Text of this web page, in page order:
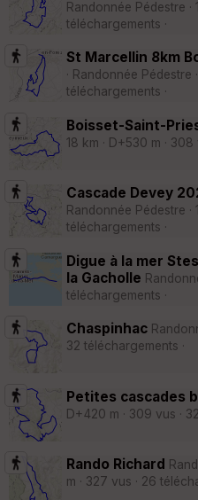
Randonnée Pédestre ·
téléchargements ·
St Marcellin 8km
· Randonnée Pédestre
téléchargements ·
Boisset-Saint-
18 km · D+530 m ·
Cascade Devey
Randonnée Pédestre ·
téléchargements ·
Digue à la mer
la Gacholle
téléchargements ·
Chaspinhac
32 téléchargements ·
Petites cascades
D+420 m · 309 vus ·
Rando Richard
m · 327 vus · 26